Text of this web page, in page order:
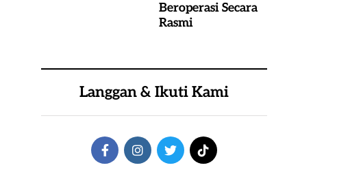
Beroperasi Secara
Rasmi
Langgan & Ikuti Kami